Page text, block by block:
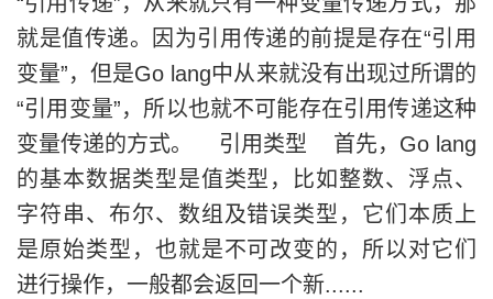
就是值传递。因为引用传递的前提是存在“引用
变量”，但是Go lang中从来就没有出现过所谓的
“引用变量”，所以也就不可能存在引用传递这种
变量传递的方式。 引用类型 首先，Go lang
的基本数据类型是值类型，比如整数、浮点、
字符串、布尔、数组及错误类型，它们本质上
是原始类型，也就是不可改变的，所以对它们
进行操作，一般都会返回一个新......